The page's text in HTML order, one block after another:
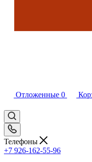
Отложенные 0
Телефоны
+7 926-162-55-96